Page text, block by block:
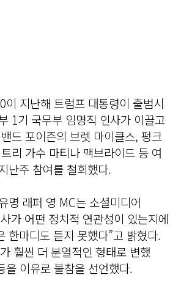
이 지난해 트럼프 대통령이 출범시
1기 국무부 임명직 인사가 이끌고
드 포이즌의 브렛 마이클스, 펑크
리 가수 마티나 맥브라이드 등 여
난주 참여를 철회했다.
명 래퍼 영 MC는 소셜미디어
가 어떤 정치적 연관성이 있는지에
한마디도 듣지 못했다”고 밝혔다.
훨씬 더 분열적인 형태로 변했
을 이유로 불참을 선언했다.